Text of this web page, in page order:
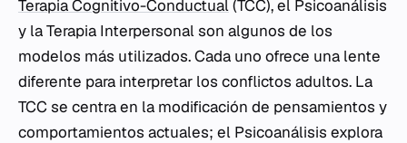
Terapia Cognitivo-Conductual(TCC), el Psicoanálisis
y la Terapia Interpersonal son algunos de los
modelos más utilizados. Cada uno ofrece una lente
diferente para interpretar los conflictos adultos. La
TCC se centra en la modificación de pensamientos y
comportamientos actuales; el Psicoanálisis explora